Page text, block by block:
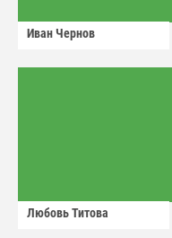
Иван Чернов
Любовь Титова